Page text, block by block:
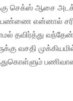
செக்ஸ் ஆசை
என்னால்
தவிர்த்து
வசதி